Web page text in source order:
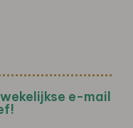
e-mail